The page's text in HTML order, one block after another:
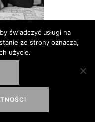
świadczyć usługi na
ze strony oznacza,
użycie.